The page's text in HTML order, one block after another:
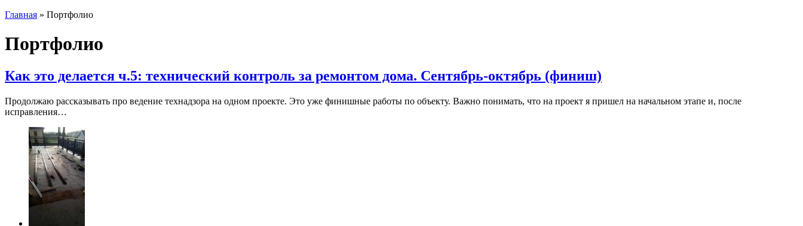
Главная » Портфолио
Портфолио
Как это делается ч.5: технический контроль за ремонтом дома. Сентябрь-октябрь (финиш)
Продолжаю рассказывать про ведение технадзора на одном проекте. Это уже финишные работы по объекту. Важно понимать, что на проект я пришел на начальном этапе и, после
исправления…